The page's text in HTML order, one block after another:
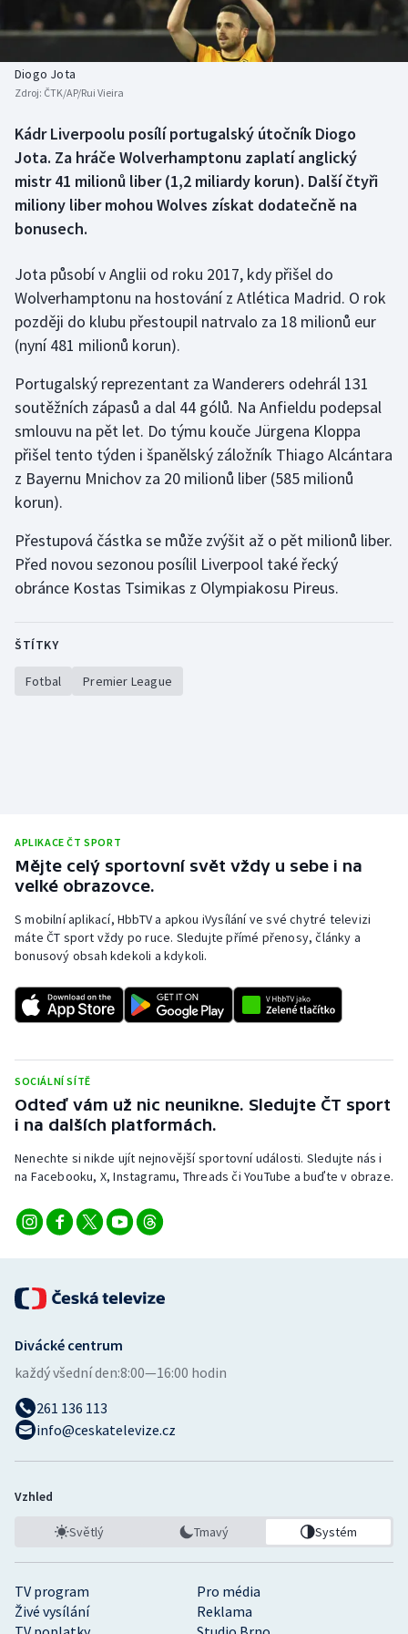
Baseball a softbal
Biatlon
Boby a skeleton
Box
Curling
Dostihy
Florbal
Golf
Gymnastika
Házená
Jezdectví
Judo
Olympijské hry
Parasport
Plavání
Ragby
Rychlobruslení
Rychlostní kanoistika
Short track
Stolní tenis
Vodní slalom
Volejbal
Ostatní
Soutěže
Aplikace ČT sport
AZ kvíz
Diogo Jota
Zdroj: ČTK/AP/Rui Vieira
Kádr Liverpoolu posílí portugalský útočník Diogo
Jota. Za hráče Wolverhamptonu zaplatí anglický
mistr 41 milionů liber (1,2 miliardy korun). Další čtyři
miliony liber mohou Wolves získat dodatečně na
bonusech.
Jota působí v Anglii od roku 2017, kdy přišel do
Wolverhamptonu na hostování z Atlética Madrid. O rok
později do klubu přestoupil natrvalo za 18 milionů eur
(nyní 481 milionů korun).
Portugalský reprezentant za Wanderers odehrál 131
soutěžních zápasů a dal 44 gólů. Na Anfieldu podepsal
smlouvu na pět let. Do týmu kouče Jürgena Kloppa
přišel tento týden i španělský záložník Thiago Alcántara
z Bayernu Mnichov za 20 milionů liber (585 milionů
korun).
Přestupová částka se může zvýšit až o pět milionů liber.
Před novou sezonou posílil Liverpool také řecký
obránce Kostas Tsimikas z Olympiakosu Pireus.
ŠTÍTKY
Fotbal Premier League
APLIKACE ČT SPORT
Mějte celý sportovní svět vždy u sebe i na
velké obrazovce.
S mobilní aplikací, HbbTV a apkou iVysílání ve své chytré televizi
máte ČT sport vždy po ruce. Sledujte přímé přenosy, články a
bonusový obsah kdekoli a kdykoli.
SOCIÁLNÍ SÍTĚ
Odteď vám už nic neunikne. Sledujte ČT sport
i na dalších platformách.
Nenechte si nikde ujít nejnovější sportovní události. Sledujte nás i
na Facebooku, X, Instagramu, Threads či YouTube a buďte v obraze.
TV program
Pro média
Živé vysílání
Reklama
Divácké centrum
každý všední den:8:00—16:00 hodin
261 136 113
info@ceskatelevize.cz
Vzhled
Světlý Tmavý Systém